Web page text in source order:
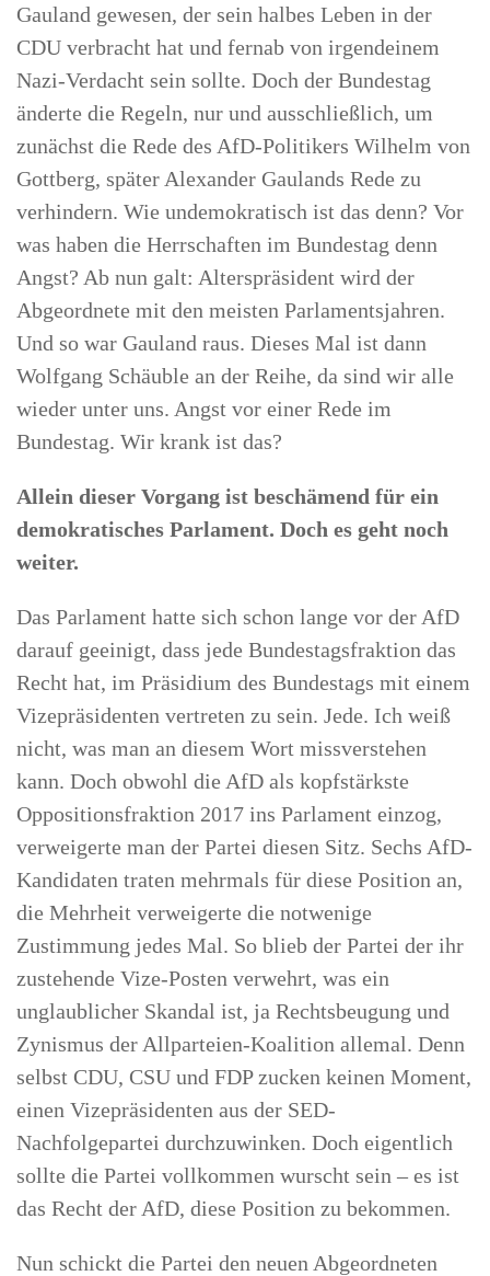
Gauland gewesen, der sein halbes Leben in der
CDU verbracht hat und fernab von irgendeinem
Nazi-Verdacht sein sollte. Doch der Bundestag
änderte die Regeln, nur und ausschließlich, um
zunächst die Rede des AfD-Politikers Wilhelm von
Gottberg, später Alexander Gaulands Rede zu
verhindern. Wie undemokratisch ist das denn? Vor
was haben die Herrschaften im Bundestag denn
Angst? Ab nun galt: Alterspräsident wird der
Abgeordnete mit den meisten Parlamentsjahren.
Und so war Gauland raus. Dieses Mal ist dann
Wolfgang Schäuble an der Reihe, da sind wir alle
wieder unter uns. Angst vor einer Rede im
Bundestag. Wir krank ist das?
Allein dieser Vorgang ist beschämend für ein
demokratisches Parlament. Doch es geht noch
weiter.
Das Parlament hatte sich schon lange vor der AfD
darauf geeinigt, dass jede Bundestagsfraktion das
Recht hat, im Präsidium des Bundestags mit einem
Vizepräsidenten vertreten zu sein. Jede. Ich weiß
nicht, was man an diesem Wort missverstehen
kann. Doch obwohl die AfD als kopfstärkste
Oppositionsfraktion 2017 ins Parlament einzog,
verweigerte man der Partei diesen Sitz. Sechs AfD-
Kandidaten traten mehrmals für diese Position an,
die Mehrheit verweigerte die notwenige
Zustimmung jedes Mal. So blieb der Partei der ihr
zustehende Vize-Posten verwehrt, was ein
unglaublicher Skandal ist, ja Rechtsbeugung und
Zynismus der Allparteien-Koalition allemal. Denn
selbst CDU, CSU und FDP zucken keinen Moment,
einen Vizepräsidenten aus der SED-
Nachfolgepartei durchzuwinken. Doch eigentlich
sollte die Partei vollkommen wurscht sein – es ist
das Recht der AfD, diese Position zu bekommen.
Nun schickt die Partei den neuen Abgeordneten